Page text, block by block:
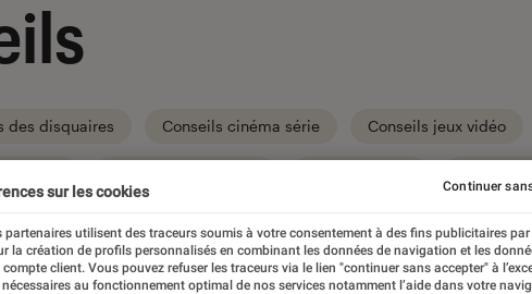
des disquaires Conseils cinéma série Conseils jeux vidéo
sur les cookies
partenaires utilisent des traceurs soumis à votre consentement à des fins publicitaires par
la création de profils personnalisés en combinant les données de navigation et les
compte client. Vous pouvez refuser les traceurs via le lien "continuer sans accepter" à
au fonctionnement optimal de nos services notamment l’aide dans votre
Continuer